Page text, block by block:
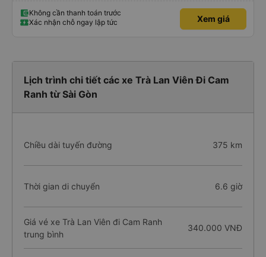
Không cần thanh toán trước
Xác nhận chỗ ngay lập tức
Xem giá
Lịch trình chi tiết các xe Trà Lan Viên Đi Cam
Ranh từ Sài Gòn
Chiều dài tuyến đường 375 km
Thời gian di chuyển 6.6 giờ
Giá vé xe Trà Lan Viên đi Cam Ranh
trung bình
340.000 VNĐ